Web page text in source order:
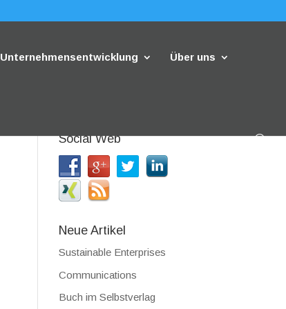
Unternehmensentwicklung Über uns
Social Web
Neue Artikel
Sustainable Enterprises
Communications
Buch im Selbstverlag